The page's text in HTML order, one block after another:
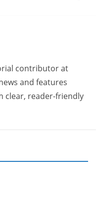
contributor at
and features
clear, reader-friendly